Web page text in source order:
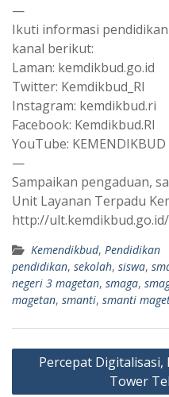
—
Ikuti informasi
kanal berikut:
Laman: kemdikbud.go.id
Twitter: Kemdikbud_RI
Instagram: kemdikbud.ri
Facebook: Kemdikbud.RI
YouTube: KEMENDIKBUD
—
Sampaikan pengaduan,
Unit Layanan Terpadu
http://ult.kemdikbud.go.id/
Kemendikbud, Pendidikan
pendidikan, sekolah, siswa,
negeri 3 magetan, smaga,
magetan, smanti, smanti
Navigasi
Percepat
Tower